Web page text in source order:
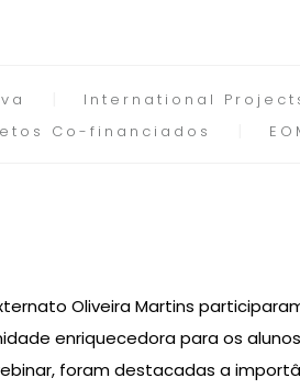
International
Co-financiados
Oliveira Martins
enriquecedora para os
foram destacadas a